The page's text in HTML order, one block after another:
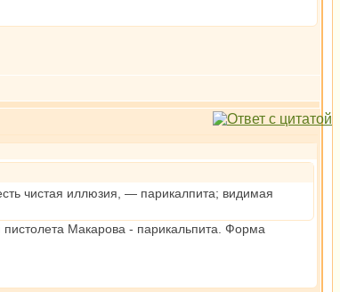
чистая иллюзия, — парикалпита; видимая
Макарова - парикальпита. Форма